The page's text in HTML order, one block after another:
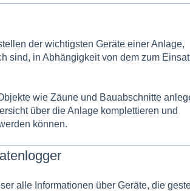
der wichtigsten Geräte einer Anlage,
sind, in Abhängigkeit von dem zum
wie Zäune und Bauabschnitte
über die Anlage komplettieren und
können.
alle Informationen über Geräte, die